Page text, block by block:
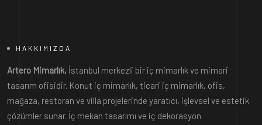
HAKKIMIZDA
Artero Mimarlık, İstanbul merkezli bir iç mimarlık ve mimari
tasarım ofisidir. Konut iç mimarlık, ticari iç mimarlık, ofis,
mağaza, restoran ve villa projelerinde yaratıcı, işlevsel ve estetik
çözümler sunar. İç mekan tasarımı ve iç dekorasyon